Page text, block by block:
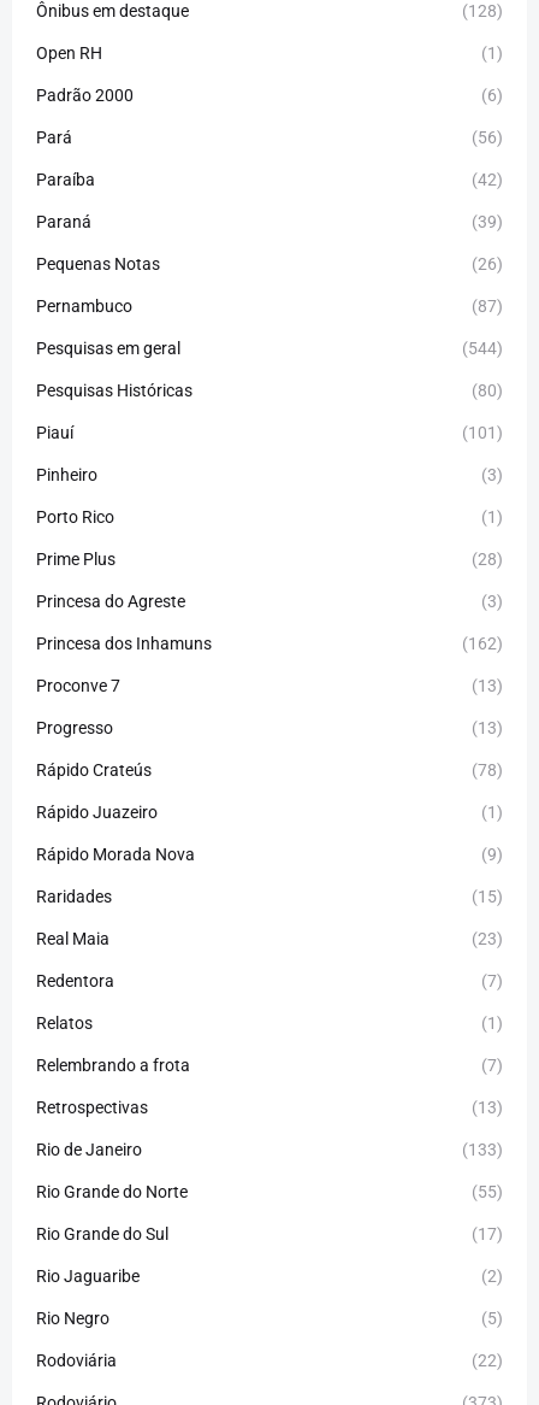
Ônibus em destaque (128)
Open RH (1)
Padrão 2000 (6)
Pará (56)
Paraíba (42)
Paraná (39)
Pequenas Notas (26)
Pernambuco (87)
Pesquisas em geral (544)
Pesquisas Históricas (80)
Piauí (101)
Pinheiro (3)
Porto Rico (1)
Prime Plus (28)
Princesa do Agreste (3)
Princesa dos Inhamuns (162)
Proconve 7 (13)
Progresso (13)
Rápido Crateús (78)
Rápido Juazeiro (1)
Rápido Morada Nova (9)
Raridades (15)
Real Maia (23)
Redentora (7)
Relatos (1)
Relembrando a frota (7)
Retrospectivas (13)
Rio de Janeiro (133)
Rio Grande do Norte (55)
Rio Grande do Sul (17)
Rio Jaguaribe (2)
Rio Negro (5)
Rodoviária (22)